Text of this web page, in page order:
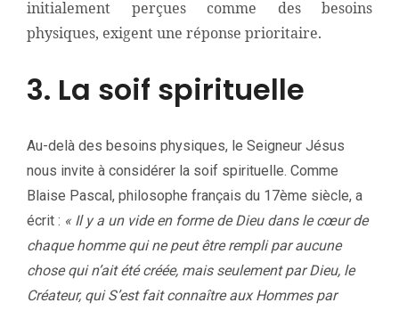
initialement perçues comme des besoins
physiques, exigent une réponse prioritaire.
3. La soif spirituelle
Au-delà des besoins physiques, le Seigneur Jésus
nous invite à considérer la soif spirituelle. Comme
Blaise Pascal, philosophe français du 17ème siècle, a
écrit : « Il y a un vide en forme de Dieu dans le cœur de
chaque homme qui ne peut être rempli par aucune
chose qui n’ait été créée, mais seulement par Dieu, le
Créateur, qui S’est fait connaître aux Hommes par